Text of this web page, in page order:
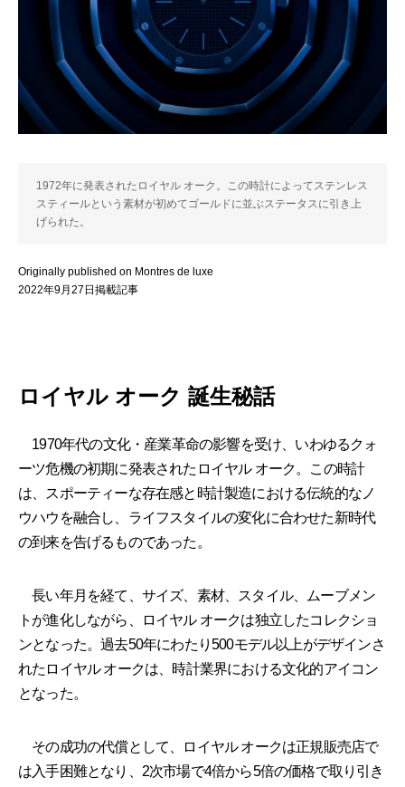
1972年に発表されたロイヤル オーク。この時計によってステンレス
スティールという素材が初めてゴールドに並ぶステータスに引き上
げられた。
Originally published on Montres de luxe
2022年9月27日掲載記事
ロイヤル オーク 誕生秘話
1970年代の文化・産業革命の影響を受け、いわゆるクォ
ーツ危機の初期に発表されたロイヤル オーク。この時計
は、スポーティーな存在感と時計製造における伝統的なノ
ウハウを融合し、ライフスタイルの変化に合わせた新時代
の到来を告げるものであった。
長い年月を経て、サイズ、素材、スタイル、ムーブメン
トが進化しながら、ロイヤル オークは独立したコレクショ
ンとなった。過去50年にわたり500モデル以上がデザインさ
れたロイヤル オークは、時計業界における文化的アイコン
となった。
その成功の代償として、ロイヤル オークは正規販売店で
は入手困難となり、2次市場で4倍から5倍の価格で取り引き